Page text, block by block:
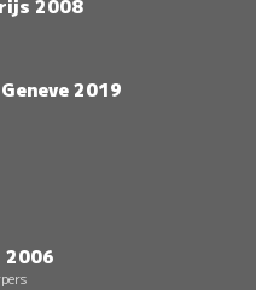
2008
2019
2006